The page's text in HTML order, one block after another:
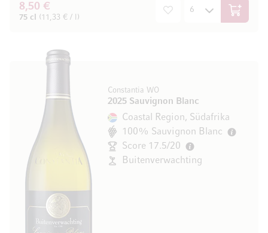
8,50 €
75 cl (11,33 € / l) In den
Constantia WO
2025 Sauvignon Blanc
Coastal Region, Südafrika
100% Sauvignon Blanc
Score 17.5/20
Buitenverwachting